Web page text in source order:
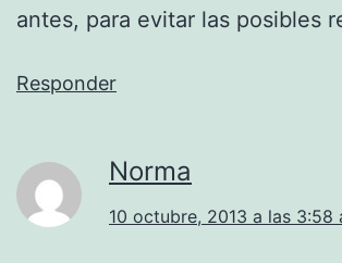
antes, para evitar las posibles
Responder
Norma
10 octubre, 2013 a las 3:58